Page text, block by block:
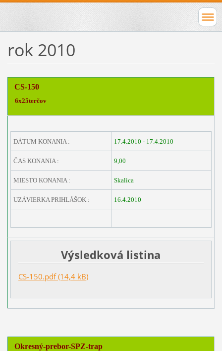
rok 2010
CS-150
6x25terčov
DÁTUM KONANIA : 17.4.2010 - 17.4.2010
ČAS KONANIA : 9,00
MIESTO KONANIA : Skalica
UZÁVIERKA PRIHLÁŠOK : 16.4.2010
Výsledková listina
CS-150.pdf (14,4 kB)
Okresný-prebor-SPZ-trap